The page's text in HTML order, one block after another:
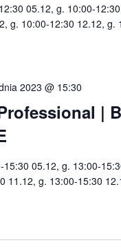
05.12, g. 10:00-
g. 10:00-12:30 12.12,
|
2023 @ 15:30
05.12, g. 13:00-
11.12, g. 13:00-15:30